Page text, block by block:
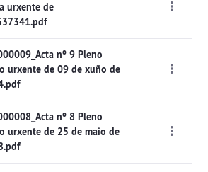
urxente de
nº 9 Pleno
urxente de 09 de xuño de
nº 8 Pleno
urxente de 25 de maio de